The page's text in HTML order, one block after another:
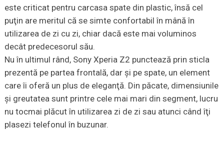
este criticat pentru carcasa spate din plastic, însă cel
puţin are meritul că se simte confortabil în mână în
utilizarea de zi cu zi, chiar dacă este mai voluminos
decât predecesorul său.
Nu în ultimul rând, Sony Xperia Z2 punctează prin sticla
prezentă pe partea frontală, dar şi pe spate, un element
care îi oferă un plus de eleganţă. Din păcate, dimensiunile
şi greutatea sunt printre cele mai mari din segment, lucru
nu tocmai plăcut în utilizarea zi de zi sau atunci când îţi
plasezi telefonul în buzunar.